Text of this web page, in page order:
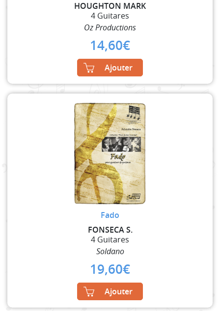
HOUGHTON MARK
4 Guitares
Oz Productions
14,60€
Ajouter
Fado
FONSECA S.
4 Guitares
Soldano
19,60€
Ajouter